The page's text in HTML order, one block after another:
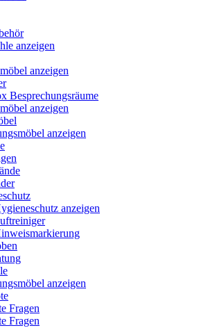
anzeigen
anzeigen
Besprechungsräume
anzeigen
anzeigen
anzeigen
anzeigen
Fragen
Fragen